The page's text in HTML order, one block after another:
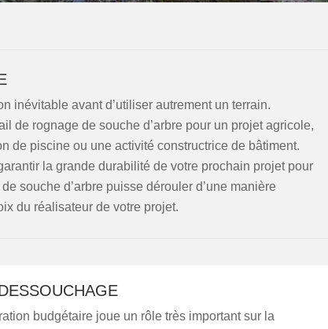
inévitable avant d’utiliser autrement un terrain.
de rognage de souche d’arbre pour un projet agricole,
de piscine ou une activité constructrice de bâtiment.
la grande durabilité de votre prochain projet pour
souche d’arbre puisse dérouler d’une manière
du réalisateur de votre projet.
budgétaire joue un rôle très important sur la